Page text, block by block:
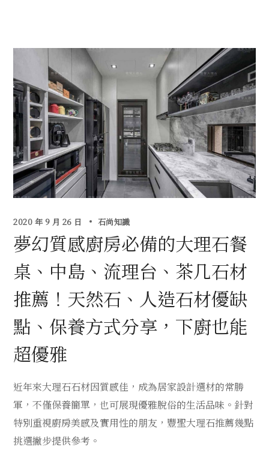
2020 年 9 月 26 日 石尚知識
夢幻質感廚房必備的大理石餐
桌、中島、流理台、茶几石材
推薦！天然石、人造石材優缺
點、保養方式分享，下廚也能
超優雅
近年來大理石石材因質感佳，成為居家設計選材的常勝
軍，不僅保養簡單，也可展現優雅脫俗的生活品味。針對
特別重視廚房美感及實用性的朋友，豐聖大理石推薦幾點
挑選撇步提供參考。